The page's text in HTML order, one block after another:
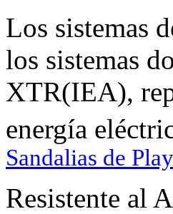
Los sistemas
los sistemas
XTR(IEA),
energía
Sandalias de
Resistente al